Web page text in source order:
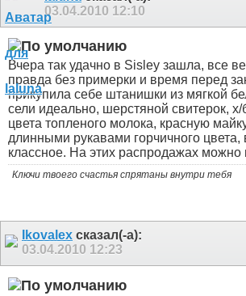
03.04.2010 12:10
Вчера так удачно в Sisley зашла, все
правда без примерки и время перед
прикупила себе штанишки из мягкой
сели идеально, шерстяной свитерок, х/
цвета топленого молока, красную
длинными рукавами горчичного цвета,
классное. На этих распродажах можно
Ключи твоего счастья спрятаны внутри тебя
Ikovalex сказал(-а):
03.04.2010 12:23